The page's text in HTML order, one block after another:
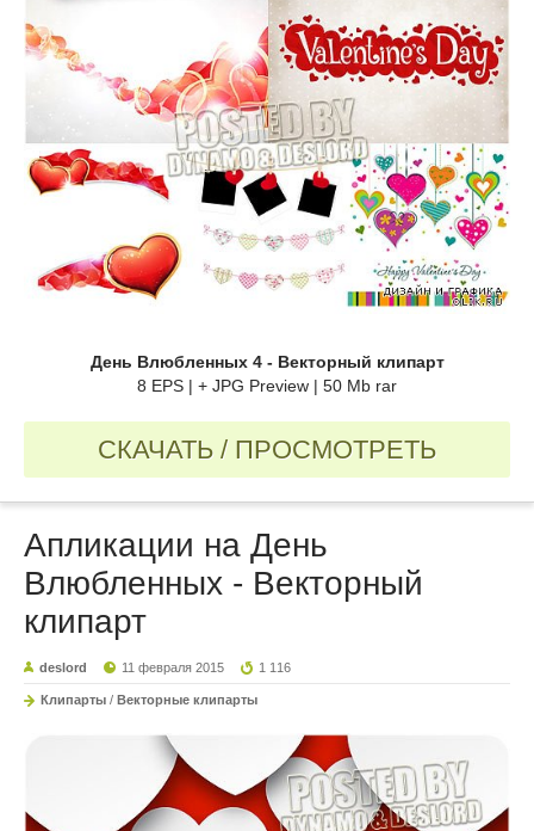
День Влюбленных 4 - Векторный клипарт
8 EPS | + JPG Preview | 50 Mb rar
СКАЧАТЬ / ПРОСМОТРЕТЬ
Апликации на День
Влюбленных - Векторный
клипарт
deslord 11 февраля 2015 1 116
Клипарты / Векторные клипарты